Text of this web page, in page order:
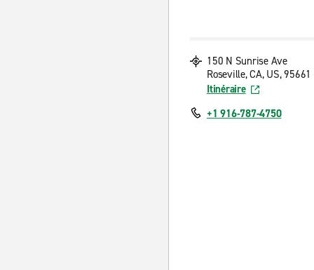
150 N Sunrise Ave
Roseville, CA, US, 95661
Itinéraire
+1 916-787-4750